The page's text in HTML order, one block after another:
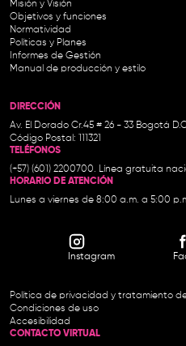
Misión y Visión
Objetivos y funciones
Normatividad
Políticas y Planes
Informes de Gestión
Manual de producción y estilo
DIRECCIÓN
Av. El Dorado Cr.45 # 26 - 33 Bogotá
Código Postal: 111321
TELÉFONOS
(+57) (601) 2200700. Línea gratuita
HORARIO DE ATENCIÓN
Lunes a viernes de 8:00 a.m. a 5:00
Instagram
Política de privacidad y tratamiento
Condiciones de uso
Accesibilidad
CONTACTO VIRTUAL